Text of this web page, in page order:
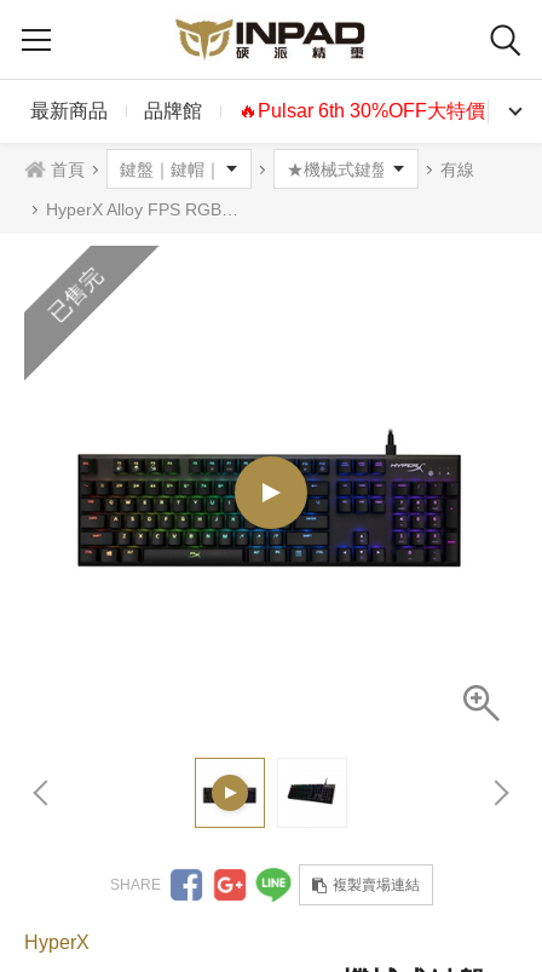
最新商品 品牌館 🔥Pulsar 6th 30%OFF大特價🔥
首頁 有線
HyperX Alloy FPS RGB機械式鍵盤 英文 銀軸
已售完
複製賣場連結
HyperX